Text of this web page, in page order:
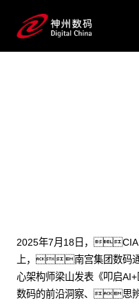
2025年7月18日，
上，南宫集团数码通
心架构师梁山发表《叩启
数码的前沿洞察、思